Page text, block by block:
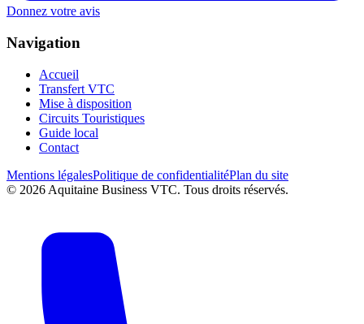
Donnez votre avis
Navigation
Accueil
Transfert VTC
Mise à disposition
Circuits Touristiques
Guide local
Contact
Mentions légalesPolitique de confidentialitéPlan du site
© 2026 Aquitaine Business VTC. Tous droits réservés.